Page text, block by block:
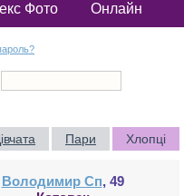
Фото Онлайн
Пари Хлопці
Володимир Сп, 49